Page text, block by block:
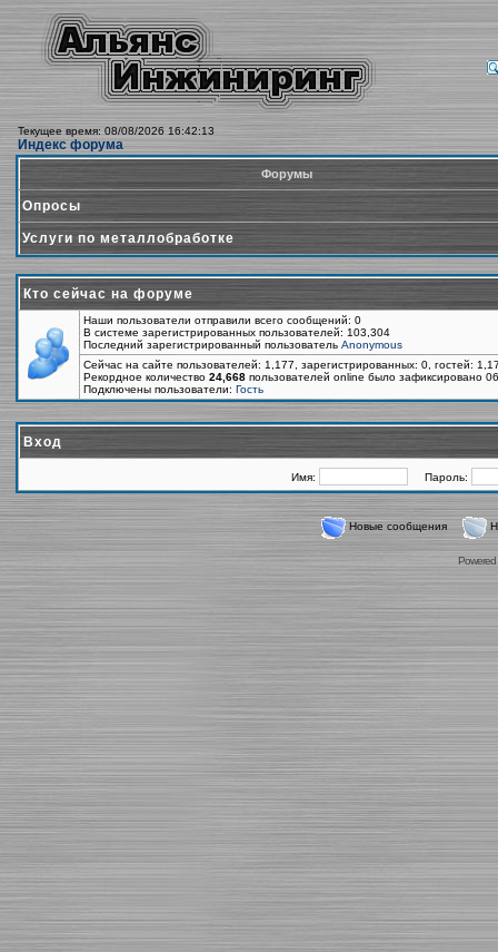
Текущее время: 08/08/2026 16:42:13
Индекс форума
Форумы
Опросы
Услуги по металлобработке
Кто сейчас на форуме
Наши пользователи отправили всего сообщений: 0
В системе зарегистрированных пользователей: 103,304
Последний зарегистрированный пользователь Anonymous
Сейчас на сайте пользователей: 1,177, зарегистрированных: 0, гостей:
Рекордное количество 24,668 пользователей online было зафиксировано
Подключены пользователи: Гость
Вход
Имя: Пароль:
Новые сообщения